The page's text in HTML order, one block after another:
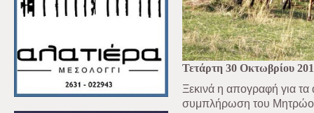
Τετάρτη 30 Οκτωβρίου
Ξεκινά η απογραφή για
συμπλήρωση του